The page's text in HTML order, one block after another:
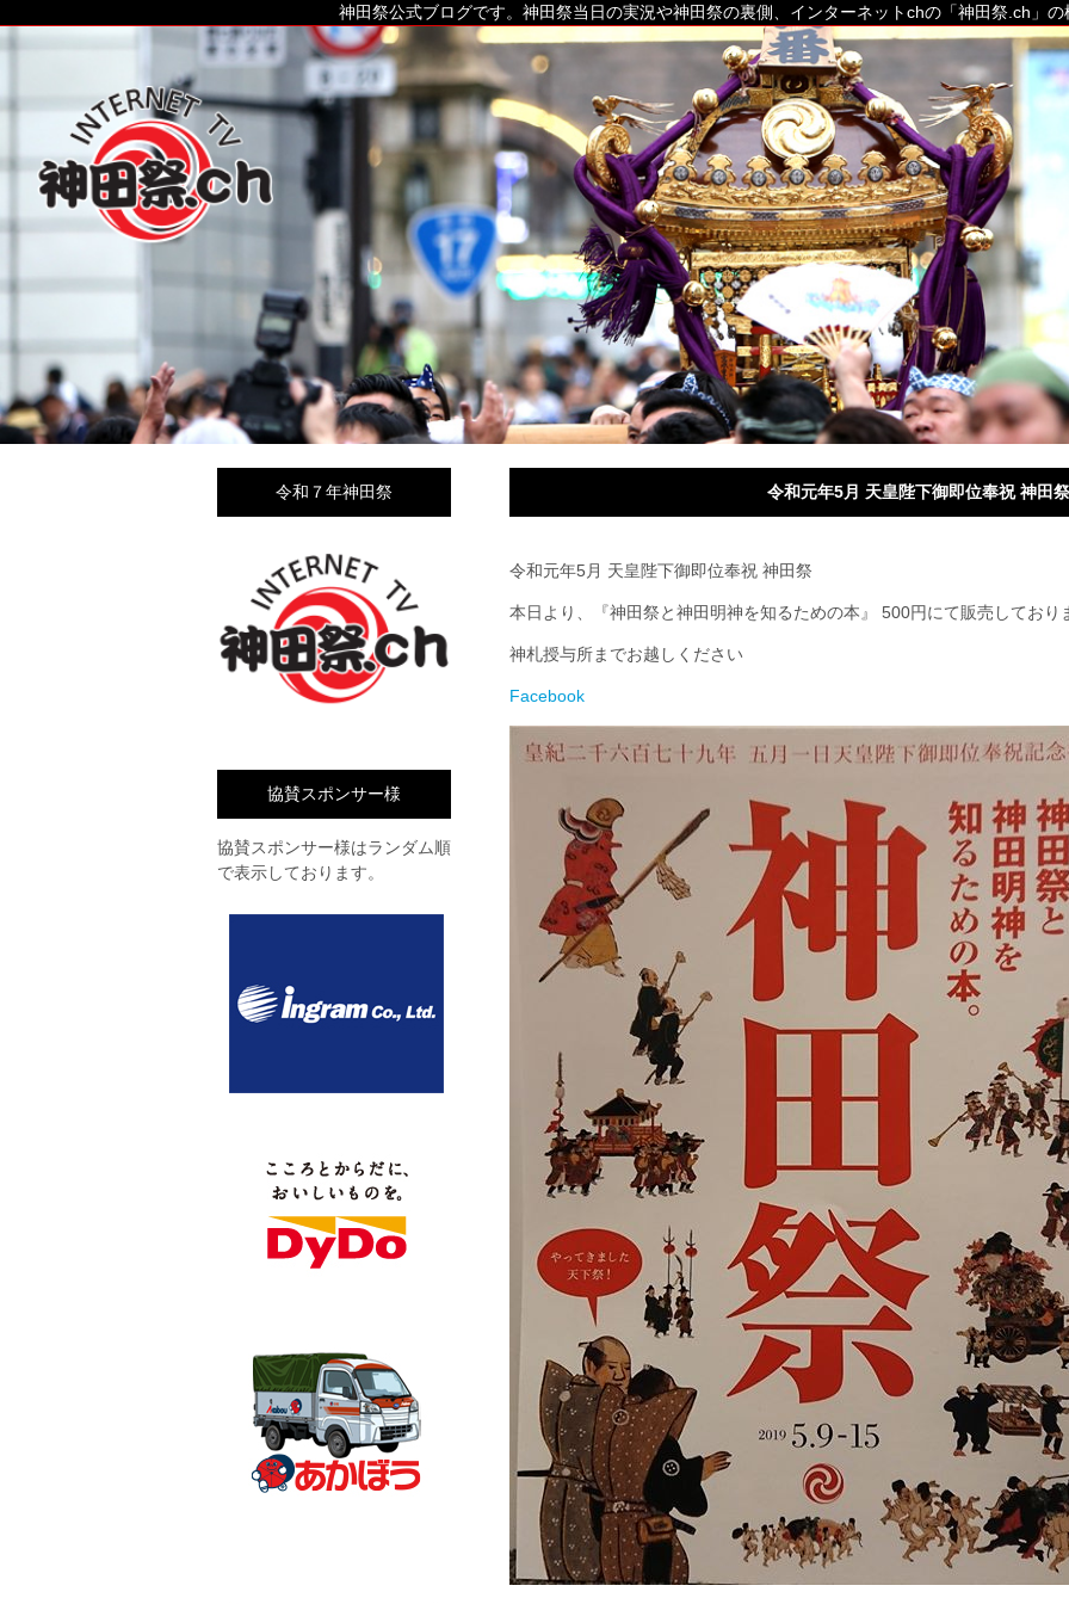
神田祭公式ブログです。神田祭当日の実況や神田祭の裏側、インターネットchの「神田祭.ch」
令和元年5月 天皇陛下御即位奉祝 神田祭
令和元年5月 天皇陛下御即位奉祝 神田祭
本日より、『神田祭と神田明神を知るための本』 500円にて販売しており
神札授与所までお越しください
Facebook
令和７年神田祭
協賛スポンサー様
協賛スポンサー様はランダム順
で表示しております。